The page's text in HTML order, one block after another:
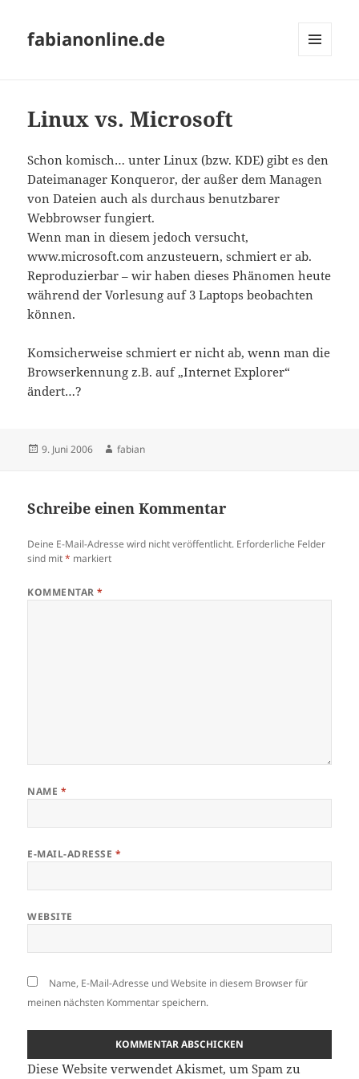
fabianonline.de
Linux vs. Microsoft
Schon komisch… unter Linux (bzw. KDE) gibt es den
Dateimanager Konqueror, der außer dem Managen
von Dateien auch als durchaus benutzbarer
Webbrowser fungiert.
Wenn man in diesem jedoch versucht,
www.microsoft.com anzusteuern, schmiert er ab.
Reproduzierbar – wir haben dieses Phänomen heute
während der Vorlesung auf 3 Laptops beobachten
können.
Komsicherweise schmiert er nicht ab, wenn man die
Browserkennung z.B. auf „Internet Explorer“
ändert…?
Veröffentlicht
9. Juni 2006 Autor
fabian
Schreibe einen Kommentar
Deine E-Mail-Adresse wird nicht veröffentlicht. Erforderliche Felder
sind mit* markiert
KOMMENTAR*
NAME *
E-MAIL-ADRESSE *
WEBSITE
Name, E-Mail-Adresse und Website in diesem Browser für
meinen nächsten Kommentar speichern.
Diese Website verwendet Akismet, um Spam zu